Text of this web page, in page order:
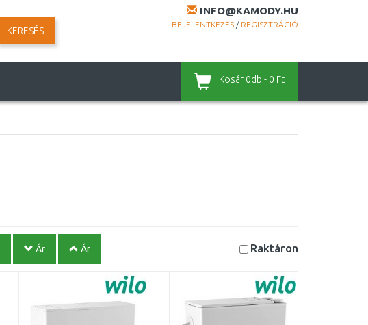
INFO@KAMODY.HU
BEJELENTKEZÉS / REGISZTRÁCIÓ
KERESÉS
Kosár 0db - 0 Ft
Ár Ár Raktáron